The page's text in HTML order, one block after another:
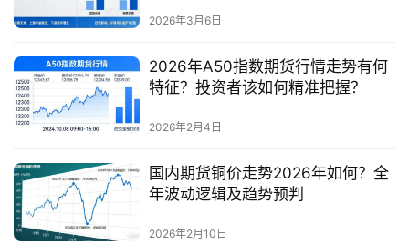
2026年3月6日
2026年A50指数期货行情走势有何
特征？投资者该如何精准把握？
2026年2月4日
国内期货铜价走势2026年如何？全
年波动逻辑及趋势预判
2026年2月10日